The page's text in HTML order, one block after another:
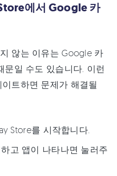
에서 Google 카
않는 이유는 Google 카
문일 수도 있습니다. 이런
트하면 문제가 해결될
Store를 시작합니다.
고 앱이 나타나면 눌러주